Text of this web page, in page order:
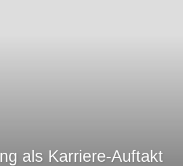
als Karriere-Auftakt